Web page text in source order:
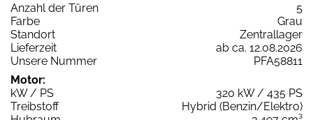
Anzahl der Türen
5
Farbe
Grau
Standort
Zentrallager
Lieferzeit
ab ca. 12.08.2026
Unsere Nummer
PFA58811
Motor:
kW / PS
320 kW / 435 PS
Treibstoff
Hybrid (Benzin/Elektro)